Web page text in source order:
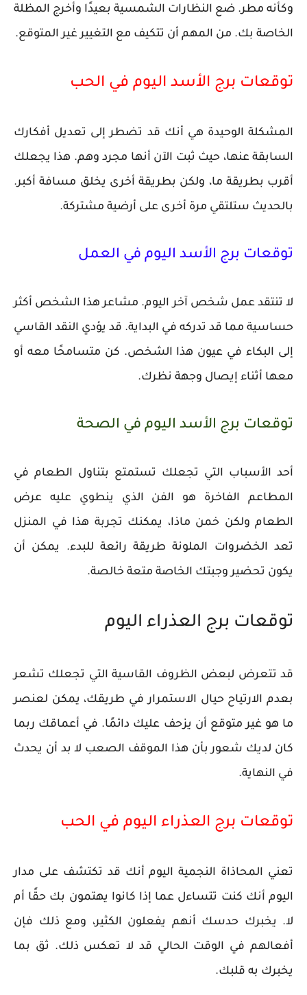
وكأنه مطر. ضع النظارات الشمسية بعيدًا وأخرج المظلة
الخاصة بك. من المهم أن تتكيف مع التغيير غير المتوقع.
توقعات برج الأسد اليوم في الحب
المشكلة الوحيدة هي أنك قد تضطر إلى تعديل أفكارك
السابقة عنها، حيث ثبت الآن أنها مجرد وهم. هذا يجعلك
أقرب بطريقة ما، ولكن بطريقة أخرى يخلق مسافة أكبر.
بالحديث ستلتقي مرة أخرى على أرضية مشتركة.
توقعات برج الأسد اليوم في العمل
لا تنتقد عمل شخص آخر اليوم. مشاعر هذا الشخص أكثر
حساسية مما قد تدركه في البداية. قد يؤدي النقد القاسي
إلى البكاء في عيون هذا الشخص. كن متسامحًا معه أو
معها أثناء إيصال وجهة نظرك.
توقعات برج الأسد اليوم في الصحة
أحد الأسباب التي تجعلك تستمتع بتناول الطعام في
المطاعم الفاخرة هو الفن الذي ينطوي عليه عرض
الطعام ولكن خمن ماذا، يمكنك تجربة هذا في المنزل
تعد الخضروات الملونة طريقة رائعة للبدء. يمكن أن
يكون تحضير وجبتك الخاصة متعة خالصة.
توقعات برج العذراء اليوم
قد تتعرض لبعض الظروف القاسية التي تجعلك تشعر
بعدم الارتياح حيال الاستمرار في طريقك، يمكن لعنصر
ما هو غير متوقع أن يزحف عليك دائمًا. في أعماقك ربما
كان لديك شعور بأن هذا الموقف الصعب لا بد أن يحدث
في النهاية.
توقعات برج العذراء اليوم في الحب
تعني المحاذاة النجمية اليوم أنك قد تكتشف على مدار
اليوم أنك كنت تتساءل عما إذا كانوا يهتمون بك حقًا أم
لا. يخبرك حدسك أنهم يفعلون الكثير، ومع ذلك فإن
أفعالهم في الوقت الحالي قد لا تعكس ذلك. ثق بما
يخبرك به قلبك.